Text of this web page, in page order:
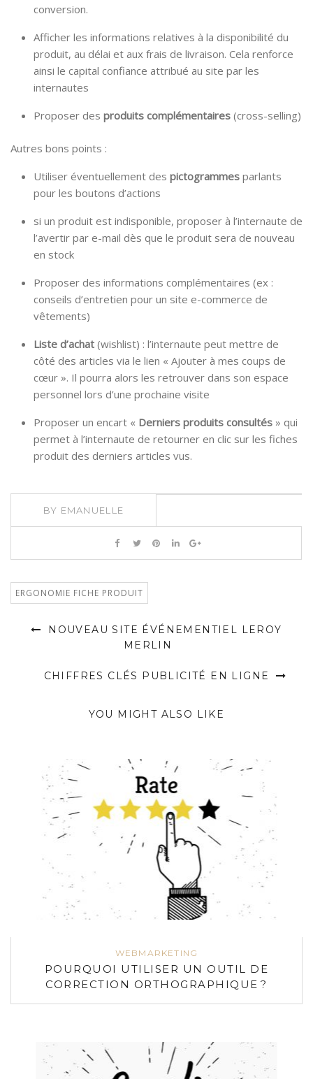
conversion.
Afficher les informations relatives à la disponibilité du
produit, au délai et aux frais de livraison. Cela renforce
ainsi le capital confiance attribué au site par les
internautes
Proposer des produits complémentaires (cross-selling)
Autres bons points :
Utiliser éventuellement des pictogrammes parlants
pour les boutons d’actions
si un produit est indisponible, proposer à l’internaute de
l’avertir par e-mail dès que le produit sera de nouveau
en stock
Proposer des informations complémentaires (ex :
conseils d’entretien pour un site e-commerce de
vêtements)
Liste d’achat (wishlist) : l’internaute peut mettre de
côté des articles via le lien « Ajouter à mes coups de
cœur ». Il pourra alors les retrouver dans son espace
personnel lors d’une prochaine visite
Proposer un encart « Derniers produits consultés » qui
permet à l’internaute de retourner en clic sur les fiches
produit des derniers articles vus.
BY EMANUELLE
ERGONOMIE FICHE PRODUIT
NOUVEAU SITE ÉVÉNEMENTIEL LEROY
MERLIN
CHIFFRES CLÉS PUBLICITÉ EN LIGNE
YOU MIGHT ALSO LIKE
WEBMARKETING
POURQUOI UTILISER UN OUTIL DE
CORRECTION ORTHOGRAPHIQUE ?